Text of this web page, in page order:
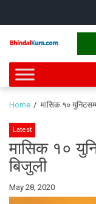
News and
Home मासिक १०
Latest
मासिक १०
बिजुली
By
Bhindai
May 28, 2020